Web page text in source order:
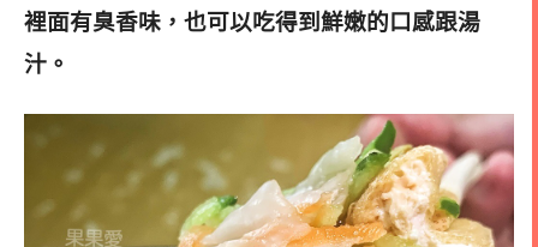
裡面有臭香味，也可以吃得到鮮嫩的口感跟湯
汁。